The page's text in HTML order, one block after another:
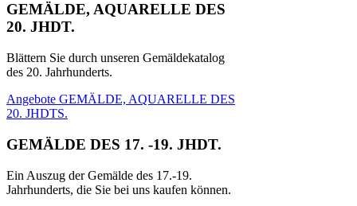
GEMÄLDE, AQUARELLE DES
20. JHDT.
Blättern Sie durch unseren Gemäldekatalog
des 20. Jahrhunderts.
Angebote GEMÄLDE, AQUARELLE DES
20. JHDTS.
GEMÄLDE DES 17. -19. JHDT.
Ein Auszug der Gemälde des 17.-19.
Jahrhunderts, die Sie bei uns kaufen können.